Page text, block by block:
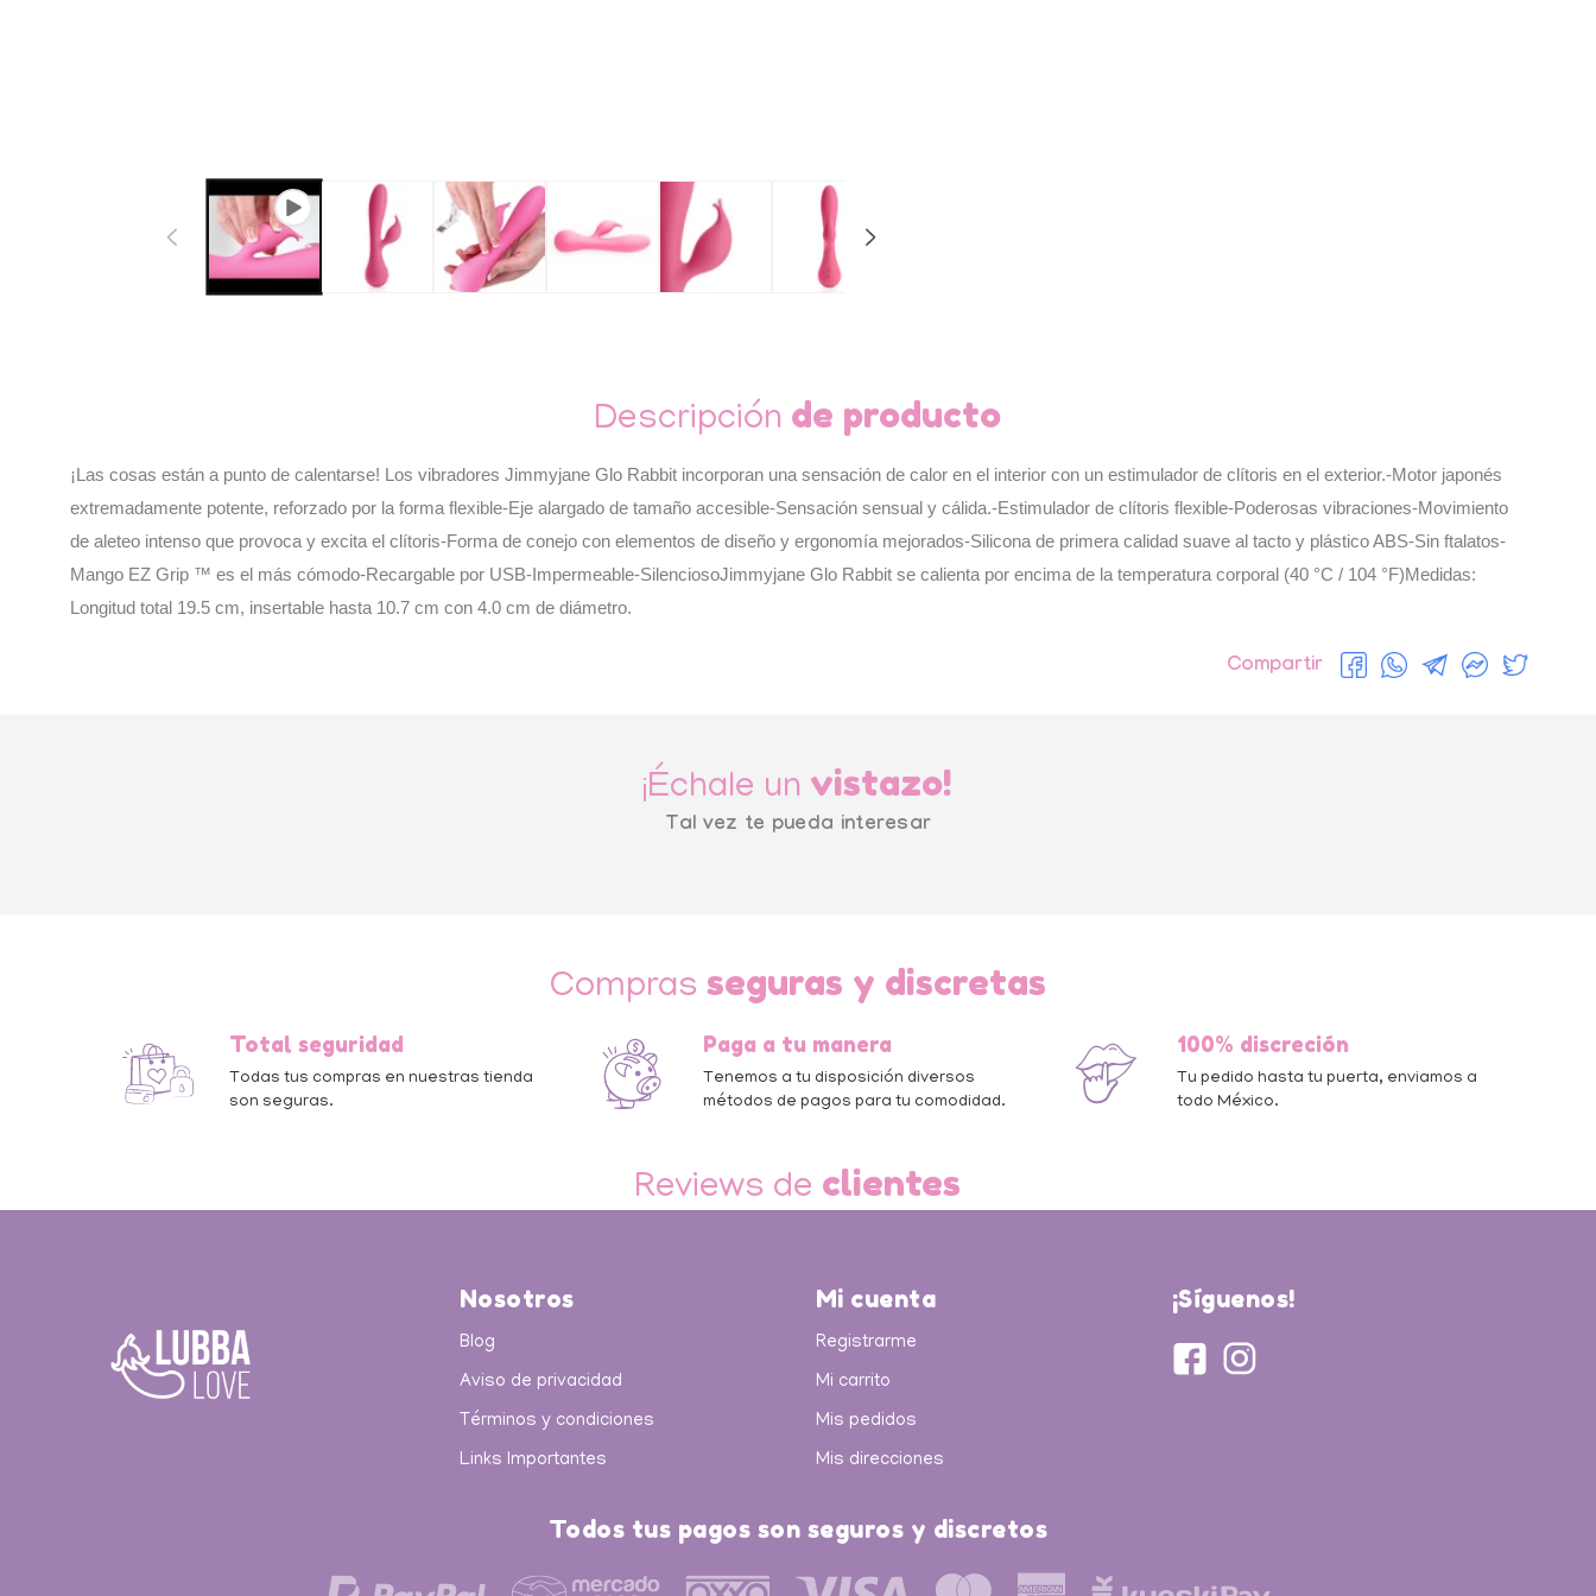
Descripción de producto
¡Las cosas están a punto de calentarse! Los vibradores Jimmyjane Glo Rabbit incorporan una sensación de calor en el interior con un estimulador de clítoris en el exterior.-Motor japonés
extremadamente potente, reforzado por la forma flexible-Eje alargado de tamaño accesible-Sensación sensual y cálida.-Estimulador de clítoris flexible-Poderosas vibraciones-Movimiento
de aleteo intenso que provoca y excita el clítoris-Forma de conejo con elementos de diseño y ergonomía mejorados-Silicona de primera calidad suave al tacto y plástico ABS-Sin ftalatos-
Mango EZ Grip ™ es el más cómodo-Recargable por USB-Impermeable-SilenciosoJimmyjane Glo Rabbit se calienta por encima de la temperatura corporal (40 °C / 104 °F)Medidas:
Longitud total 19.5 cm, insertable hasta 10.7 cm con 4.0 cm de diámetro.
Compartir
¡Échale un vistazo!
Tal vez te pueda interesar
Compras seguras y discretas
Total seguridad
Todas tus compras en nuestras tienda
son seguras.
Paga a tu manera
Tenemos a tu disposición diversos
métodos de pagos para tu comodidad.
100% discreción
Tu pedido hasta tu puerta, enviamos a
todo México.
Reviews de clientes
Nosotros
Blog
Aviso de privacidad
Términos y condiciones
Links Importantes
Mi cuenta
Registrarme
Mi carrito
Mis pedidos
Mis direcciones
¡Síguenos!
Todos tus pagos son seguros y discretos